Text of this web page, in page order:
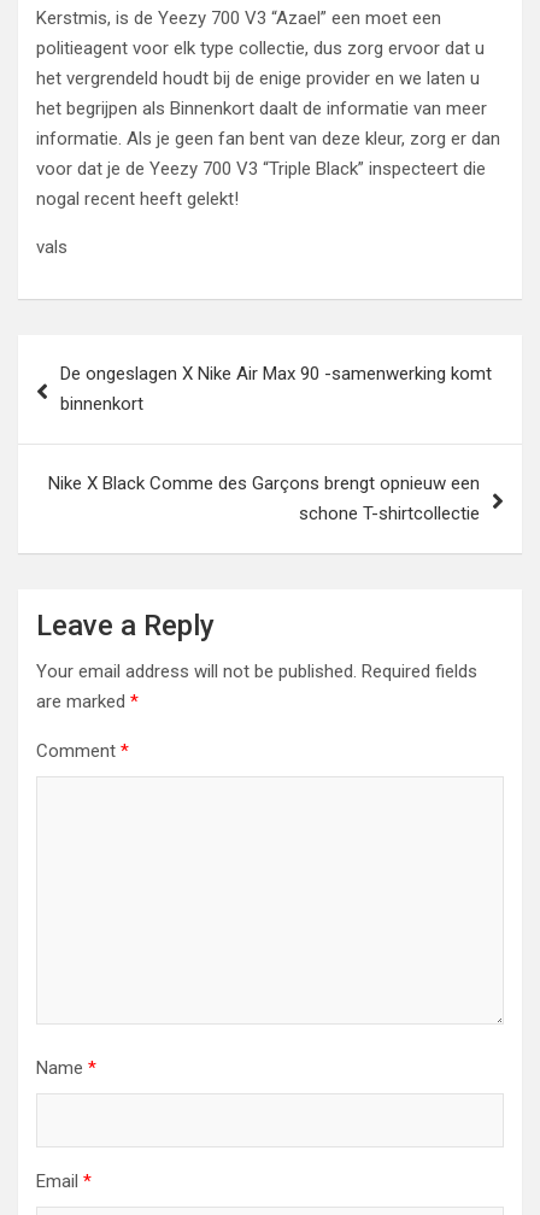
Kerstmis, is de Yeezy 700 V3 “Azael” een moet een
politieagent voor elk type collectie, dus zorg ervoor dat u
het vergrendeld houdt bij de enige provider en we laten u
het begrijpen als Binnenkort daalt de informatie van meer
informatie. Als je geen fan bent van deze kleur, zorg er dan
voor dat je de Yeezy 700 V3 “Triple Black” inspecteert die
nogal recent heeft gelekt!
vals
navigation
De ongeslagen X Nike Air Max 90 -samenwerking komt
binnenkort
Nike X Black Comme des Garçons brengt opnieuw een
schone T-shirtcollectie
Leave a Reply
Your email address will not be published. Required fields
are marked *
Comment *
Name *
Email *